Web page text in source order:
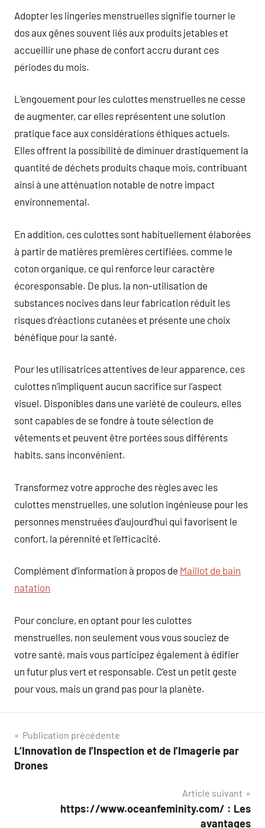
Adopter les lingeries menstruelles signifie tourner le
dos aux gênes souvent liés aux produits jetables et
accueillir une phase de confort accru durant ces
périodes du mois.
L’engouement pour les culottes menstruelles ne cesse
de augmenter, car elles représentent une solution
pratique face aux considérations éthiques actuels.
Elles offrent la possibilité de diminuer drastiquement la
quantité de déchets produits chaque mois, contribuant
ainsi à une atténuation notable de notre impact
environnemental.
En addition, ces culottes sont habituellement élaborées
à partir de matières premières certifiées, comme le
coton organique, ce qui renforce leur caractère
écoresponsable. De plus, la non-utilisation de
substances nocives dans leur fabrication réduit les
risques d’réactions cutanées et présente une choix
bénéfique pour la santé.
Pour les utilisatrices attentives de leur apparence, ces
culottes n’impliquent aucun sacrifice sur l’aspect
visuel. Disponibles dans une variété de couleurs, elles
sont capables de se fondre à toute sélection de
vêtements et peuvent être portées sous différents
habits, sans inconvénient.
Transformez votre approche des règles avec les
culottes menstruelles, une solution ingénieuse pour les
personnes menstruées d’aujourd’hui qui favorisent le
confort, la pérennité et l’efficacité.
Complément d’information à propos de Maillot de bain
natation
Pour conclure, en optant pour les culottes
menstruelles, non seulement vous vous souciez de
votre santé, mais vous participez également à édifier
un futur plus vert et responsable. C’est un petit geste
pour vous, mais un grand pas pour la planète.
Navigation
de
Publication précédente
L’Innovation de l’Inspection et de l’Imagerie par
Drones
Article suivant
https://www.oceanfeminity.com/ : Les
avantages